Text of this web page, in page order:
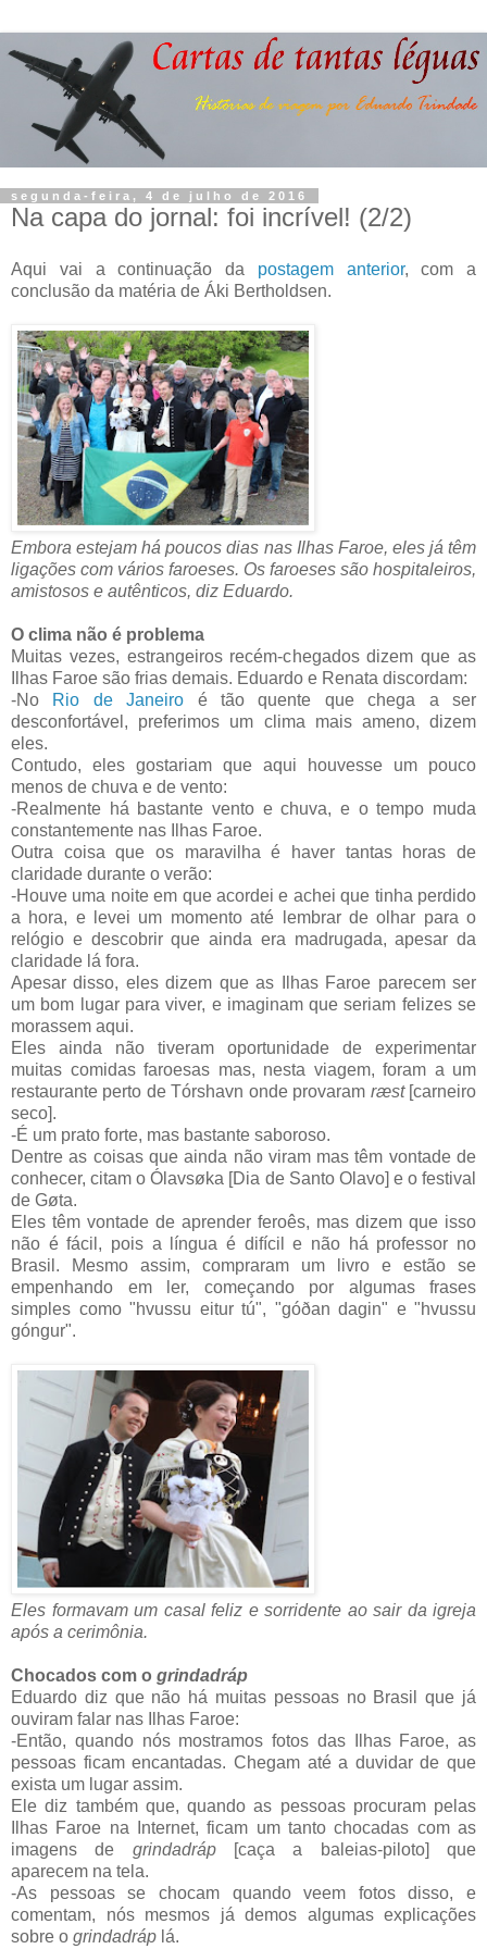
segunda-feira, 4 de julho de 2016
Na capa do jornal: foi incrível! (2/2)
Aqui vai a continuação da postagem anterior, com a
conclusão da matéria de Áki Bertholdsen.
Embora estejam há poucos dias nas Ilhas Faroe, eles já têm
ligações com vários faroeses. Os faroeses são hospitaleiros,
amistosos e autênticos, diz Eduardo.
O clima não é problema
Muitas vezes, estrangeiros recém-chegados dizem que as
Ilhas Faroe são frias demais. Eduardo e Renata discordam:
-No Rio de Janeiro é tão quente que chega a ser
desconfortável, preferimos um clima mais ameno, dizem
eles.
Contudo, eles gostariam que aqui houvesse um pouco
menos de chuva e de vento:
-Realmente há bastante vento e chuva, e o tempo muda
constantemente nas Ilhas Faroe.
Outra coisa que os maravilha é haver tantas horas de
claridade durante o verão:
-Houve uma noite em que acordei e achei que tinha perdido
a hora, e levei um momento até lembrar de olhar para o
relógio e descobrir que ainda era madrugada, apesar da
claridade lá fora.
Apesar disso, eles dizem que as Ilhas Faroe parecem ser
um bom lugar para viver, e imaginam que seriam felizes se
morassem aqui.
Eles ainda não tiveram oportunidade de experimentar
muitas comidas faroesas mas, nesta viagem, foram a um
restaurante perto de Tórshavn onde provaram ræst[carneiro
seco].
-É um prato forte, mas bastante saboroso.
Dentre as coisas que ainda não viram mas têm vontade de
conhecer, citam o Ólavsøka [Dia de Santo Olavo] e o festival
de Gøta.
Eles têm vontade de aprender feroês, mas dizem que isso
não é fácil, pois a língua é difícil e não há professor no
Brasil. Mesmo assim, compraram um livro e estão se
empenhando em ler, começando por algumas frases
simples como "hvussu eitur tú", "góðan dagin" e "hvussu
góngur".
Eles formavam um casal feliz e sorridente ao sair da igreja
após a cerimônia.
Chocados com o grindadráp
Eduardo diz que não há muitas pessoas no Brasil que já
ouviram falar nas Ilhas Faroe:
-Então, quando nós mostramos fotos das Ilhas Faroe, as
pessoas ficam encantadas. Chegam até a duvidar de que
exista um lugar assim.
Ele diz também que, quando as pessoas procuram pelas
Ilhas Faroe na Internet, ficam um tanto chocadas com as
imagens de grindadráp[caça a baleias-piloto] que
aparecem na tela.
-As pessoas se chocam quando veem fotos disso, e
comentam, nós mesmos já demos algumas explicações
sobre o grindadráp lá.